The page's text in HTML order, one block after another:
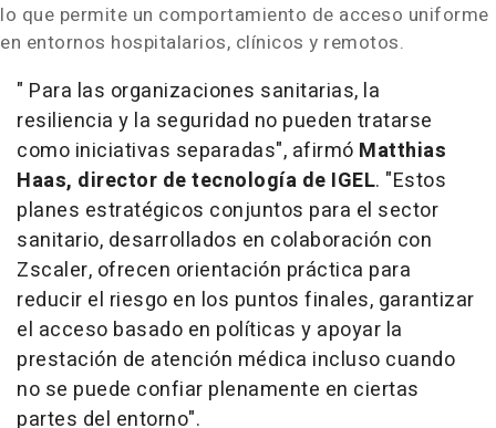
lo que permite un comportamiento de acceso uniforme
en entornos hospitalarios, clínicos y remotos.
" Para las organizaciones sanitarias, la
resiliencia y la seguridad no pueden tratarse
como iniciativas separadas", afirmó Matthias
Haas, director de tecnología de IGEL. "Estos
planes estratégicos conjuntos para el sector
sanitario, desarrollados en colaboración con
Zscaler, ofrecen orientación práctica para
reducir el riesgo en los puntos finales, garantizar
el acceso basado en políticas y apoyar la
prestación de atención médica incluso cuando
no se puede confiar plenamente en ciertas
partes del entorno".